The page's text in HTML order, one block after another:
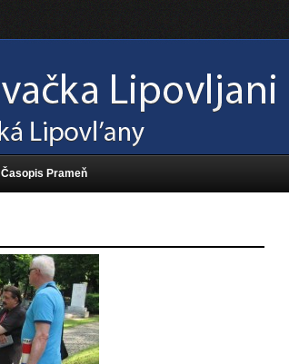
Časopis Prameň